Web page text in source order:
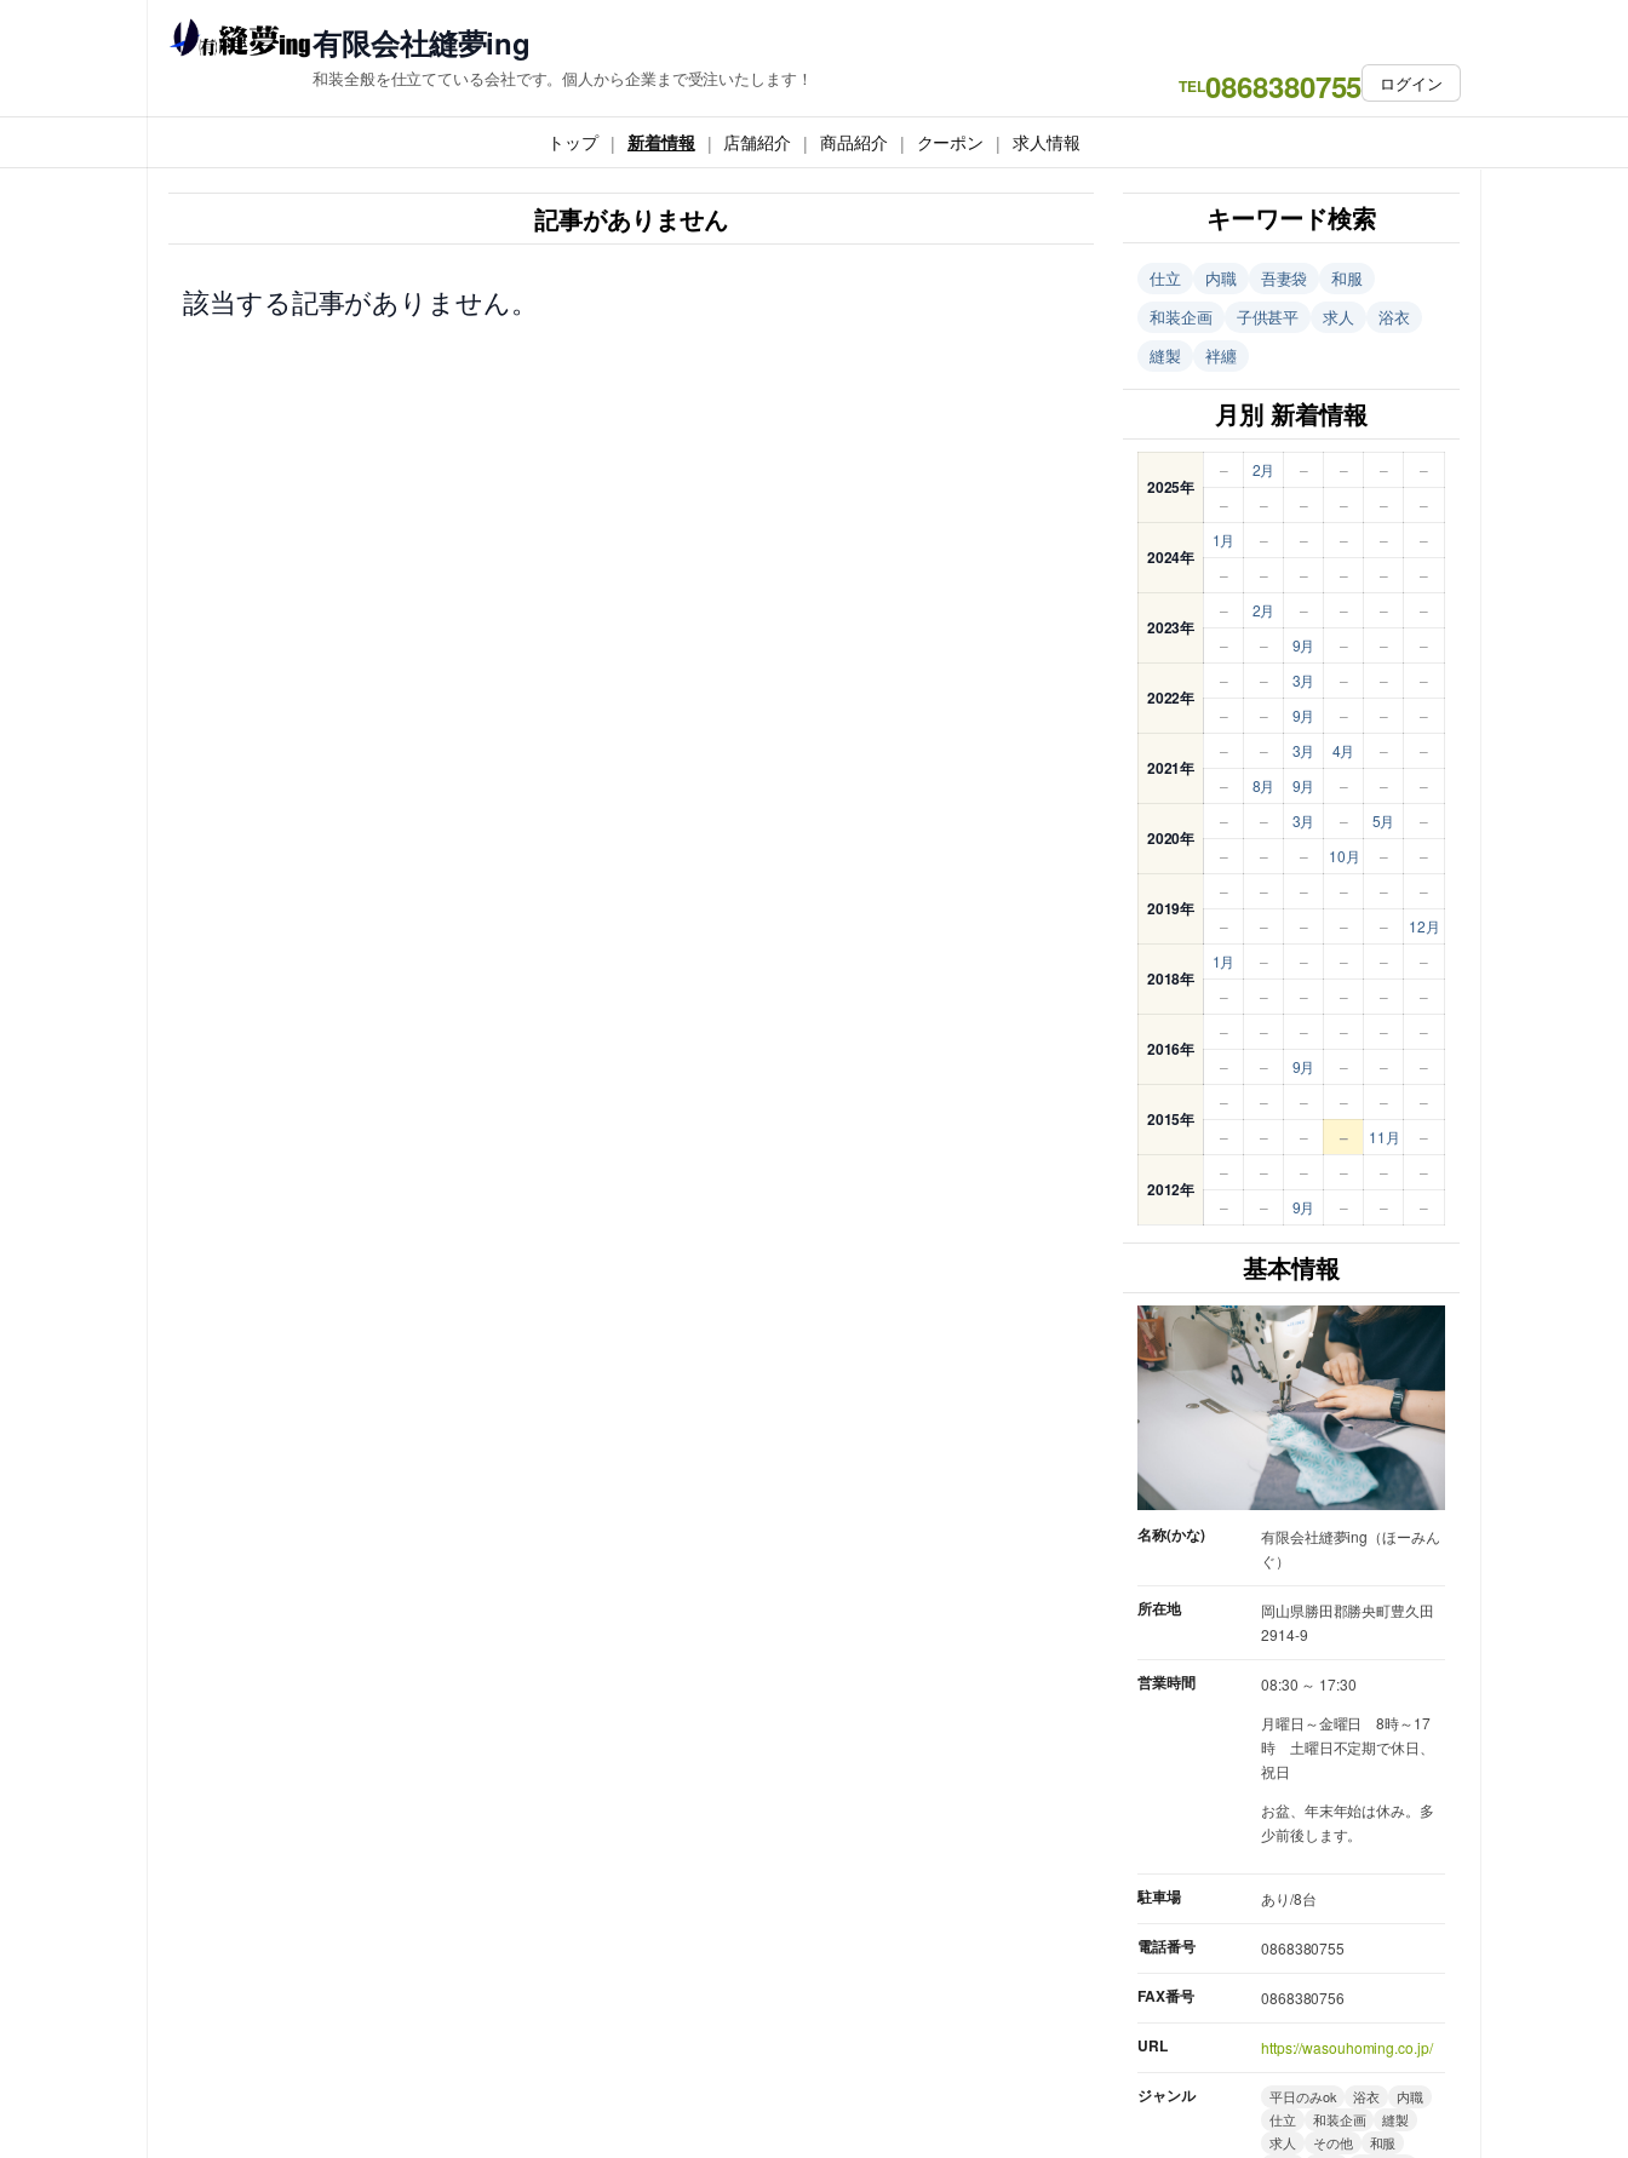
ス
キ
有限会社縫夢ing
和装全般を仕立てている会社です。個人から企業まで受注いたします！ TEL0868380755 ログイン
トップ 新着情報 店舗紹介 商品紹介 クーポン 求人情報
記事がありません
該当する記事がありません。
キーワード検索
仕立 内職 吾妻袋
和服
和装企画
子供甚平 求人
浴衣
縫製
袢纏
月別 新着情報
2025年
– 2月 – – –
–
–
– – – – –
2024年
1月 – – – –
–
–
– – – – –
2023年
– 2月 – – –
–
–
– 9月 – – –
2022年
– – 3月 – –
–
–
– 9月 – – –
2021年
– – 3月 4月 –
–
–
8月 9月 – – –
2020年
– – 3月 – 5月
–
–
– – 10月 – –
2019年
– – – – –
–
–
– – – – 12月
2018年
1月 – – – –
–
–
– – – – –
2016年
– – – – –
–
–
– 9月 – – –
2015年
– – – – –
–
–
– – – 11月 –
2012年
– – – – –
–
–
– 9月 – – –
基本情報
名称(かな)
有限会社縫夢ing（ほーみん
ぐ）
所在地
岡山県勝田郡勝央町豊久田
2914-9
営業時間
08:30 ～ 17:30
月曜日～金曜日 8時～17
時 土曜日不定期で休日、
祝日
お盆、年末年始は休み。多
少前後します。
駐車場 あり/8台
電話番号 0868380755
FAX番号 0868380756
URL https://wasouhoming.co.jp/
ジャンル 平日のみok 浴衣
内職
仕立
和装企画
縫製
求人
その他
和服